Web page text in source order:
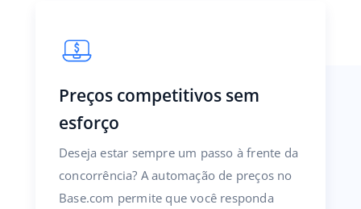
Preços competitivos sem
esforço
Deseja estar sempre um passo à frente da
concorrência? A automação de preços no
Base.com permite que você responda